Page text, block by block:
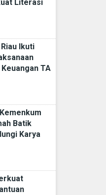
Literasi
Ikuti
TA
Batik
Karya